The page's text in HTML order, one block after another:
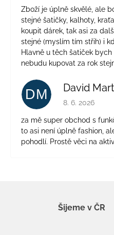
Zboží je úplně skvělé, ale
stejné šatičky, kalhoty,
koupit dárek, tak asi za
stejné (myslím tím střih) i
Hlavně u těch šatiček
nebudu kupovat za rok
DM David
Hodnocení
8. 6. 2026
za mě super obchod s
to asi není úplně fashion,
pohodlí. Prostě věci na
Šijeme v ČR